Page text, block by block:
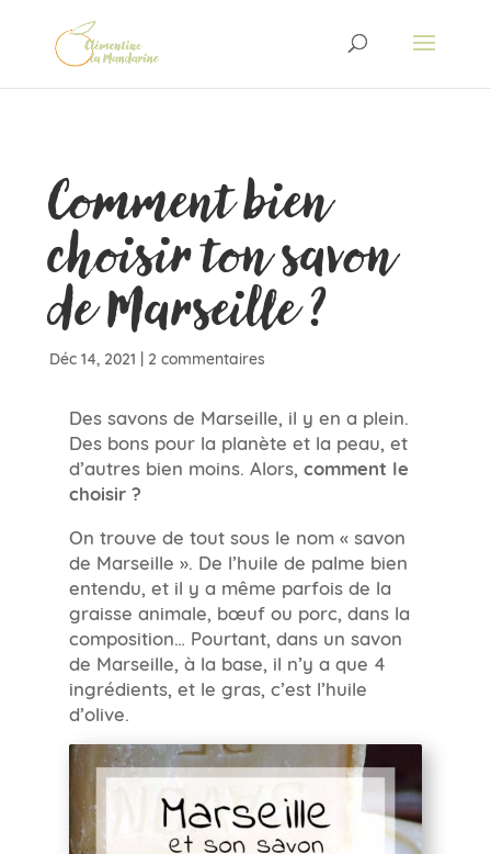
Comment bien
choisir ton savon
de Marseille ?
Déc 14, 2021 | 2 commentaires
Des savons de Marseille, il y en a plein.
Des bons pour la planète et la peau, et
d’autres bien moins. Alors, comment le
choisir ?
On trouve de tout sous le nom « savon
de Marseille ». De l’huile de palme bien
entendu, et il y a même parfois de la
graisse animale, bœuf ou porc, dans la
composition… Pourtant, dans un savon
de Marseille, à la base, il n’y a que 4
ingrédients, et le gras, c’est l’huile
d’olive.